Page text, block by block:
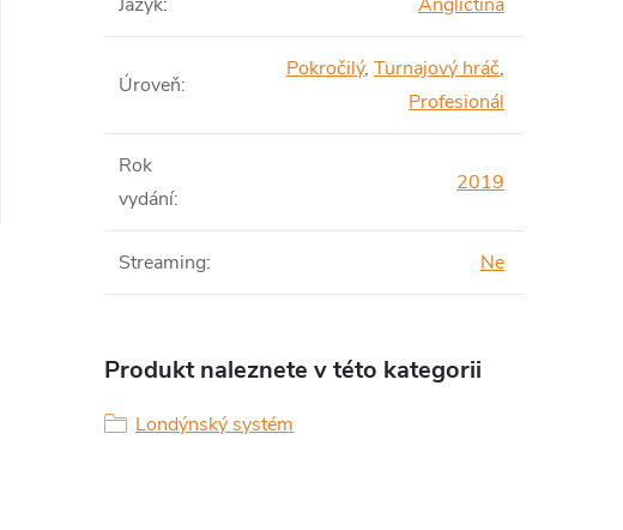
Úroveň:
Pokročilý, Turnajový hráč,
Profesionál
Rok
vydání:
2019
Streaming: Ne
Produkt naleznete v této kategorii
Londýnský systém